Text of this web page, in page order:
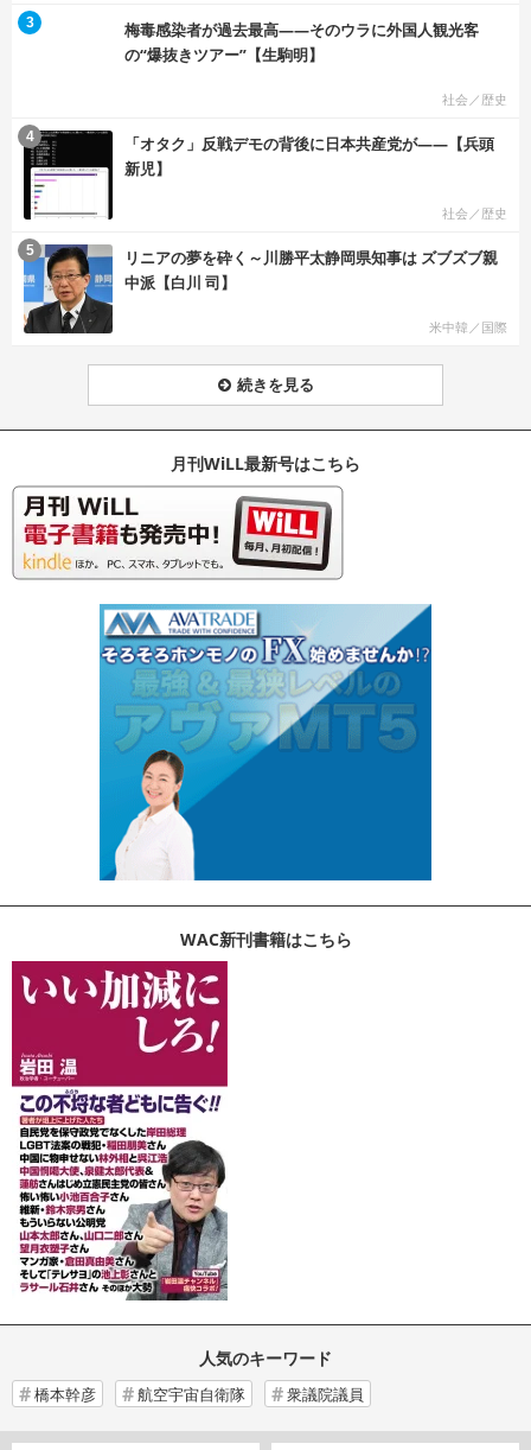
梅毒感染者が過去最高――そのウラに外国人観光客
の“爆抜きツアー”【生駒明】
社会／歴史
3
「オタク」反戦デモの背後に日本共産党が――【兵頭
新児】
社会／歴史
4
リニアの夢を砕く～川勝平太静岡県知事は ズブズブ親
中派【白川 司】
米中韓／国際
5
続きを見る
月刊WiLL最新号はこちら
WAC新刊書籍はこちら
人気のキーワード
橋本幹彦 航空宇宙自衛隊 衆議院議員